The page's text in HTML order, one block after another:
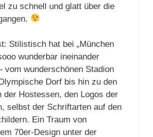
zu schnell und glatt über die
Stilistisch hat bei „München
wunderbar ineinander
vom wunderschönen Stadion
Dorf bis hin zu den
der Hostessen, den Logos der
selbst der Schriftarten auf den
Ein Traum von
70er-Design unter der